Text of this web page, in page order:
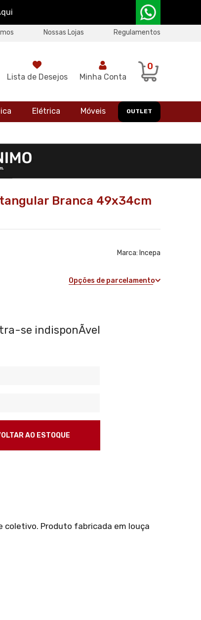
Nossas Lojas Regulamentos
Lista de Desejos Minha Conta
0
OUTLET
Elétrica Móveis
Branca 49x34cm
Marca: Incepa
Opções de parcelamento
coletivo. Produto fabricada em louça